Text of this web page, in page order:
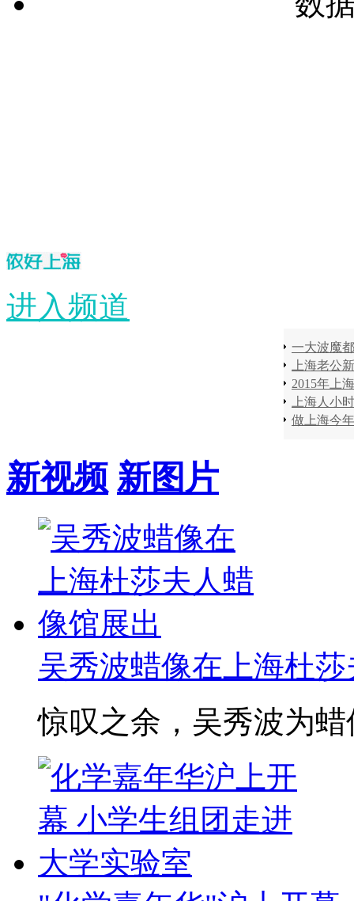
进入频道
一大波魔
做上海今
新视频 新图片
吴秀波蜡像在上海杜
惊叹之余，吴秀波为